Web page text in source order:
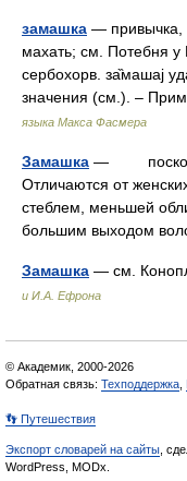
замашка — привычка,
махать; см. Потебня
сербохорв. за̏машаj
значения (см.). –
языка Макса Фасмера
Замашка — посконь,
Отличаются от
стеблем, меньшей
большим выходом
Замашка — см.
и И.А. Ефрона
© Академик, 2000-2026
Обратная связь: Техподдержка
👣 Путешествия
Экспорт словарей на сайты ,
WordPress, MODx.